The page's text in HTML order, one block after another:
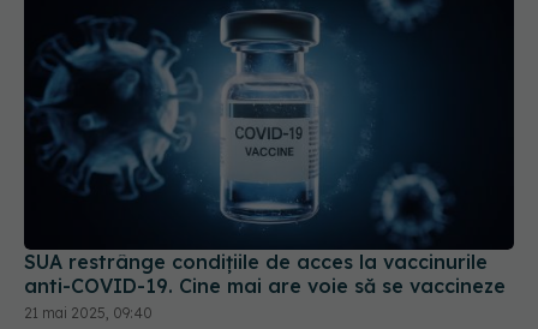
SUA restrânge condiţiile de acces la vaccinurile
anti-COVID-19. Cine mai are voie să se vaccineze
21 mai 2025, 09:40